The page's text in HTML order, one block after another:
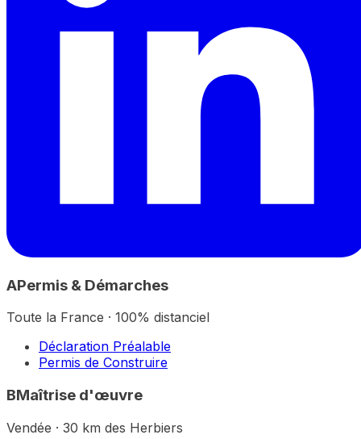
APermis & Démarches
Toute la France · 100% distanciel
Déclaration Préalable
Permis de Construire
BMaîtrise d'œuvre
Vendée · 30 km des Herbiers